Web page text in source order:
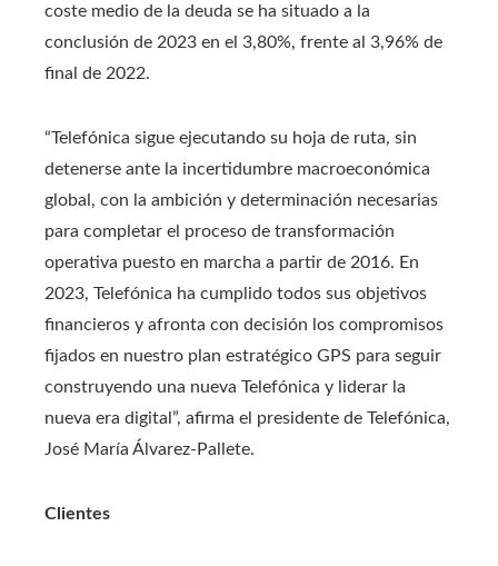
coste medio de la deuda se ha situado a la
conclusión de 2023 en el 3,80%, frente al 3,96% de
final de 2022.
“Telefónica sigue ejecutando su hoja de ruta, sin
detenerse ante la incertidumbre macroeconómica
global, con la ambición y determinación necesarias
para completar el proceso de transformación
operativa puesto en marcha a partir de 2016. En
2023, Telefónica ha cumplido todos sus objetivos
financieros y afronta con decisión los compromisos
fijados en nuestro plan estratégico GPS para seguir
construyendo una nueva Telefónica y liderar la
nueva era digital”, afirma el presidente de Telefónica,
José María Álvarez-Pallete.
Clientes